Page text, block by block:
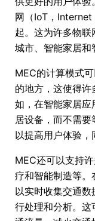
网（IoT，
起。这为许多物
城市、智能家居和
MEC的计算模式
的地方，这使得
如，在智能家居应
居设备，而不需
以提高用户体验，
MEC还可以支持
疗和智能制造等
以实时收集交通
行处理和分析。这